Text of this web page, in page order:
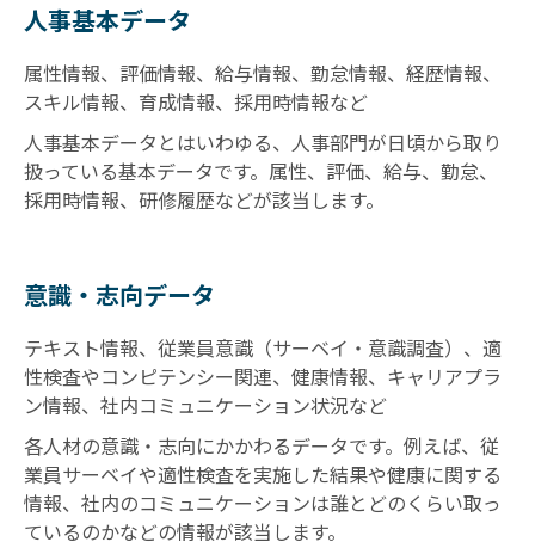
人事基本データ
属性情報、評価情報、給与情報、勤怠情報、経歴情報、
スキル情報、育成情報、採用時情報など
人事基本データとはいわゆる、人事部門が日頃から取り
扱っている基本データです。属性、評価、給与、勤怠、
採用時情報、研修履歴などが該当します。
意識・志向データ
テキスト情報、従業員意識（サーベイ・意識調査）、適
性検査やコンピテンシー関連、健康情報、キャリアプラ
ン情報、社内コミュニケーション状況など
各人材の意識・志向にかかわるデータです。例えば、従
業員サーベイや適性検査を実施した結果や健康に関する
情報、社内のコミュニケーションは誰とどのくらい取っ
ているのかなどの情報が該当します。